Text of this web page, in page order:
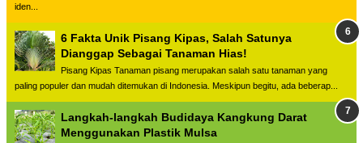
iden...
6 Fakta Unik Pisang Kipas, Salah Satunya
Dianggap Sebagai Tanaman Hias!
Pisang Kipas Tanaman pisang merupakan salah satu tanaman yang
paling populer dan mudah ditemukan di Indonesia. Meskipun begitu, ada beberap...
Langkah-langkah Budidaya Kangkung Darat
Menggunakan Plastik Mulsa